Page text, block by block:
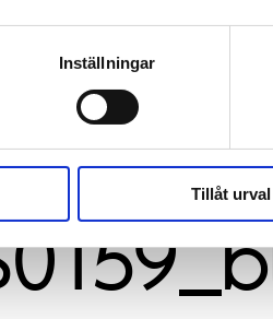
Inställningar
Tillåt urval